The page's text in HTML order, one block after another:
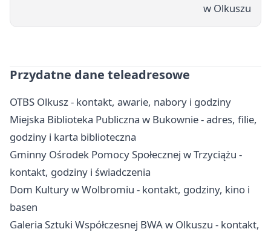
w Olkuszu
Przydatne dane teleadresowe
OTBS Olkusz - kontakt, awarie, nabory i godziny
Miejska Biblioteka Publiczna w Bukownie - adres, filie,
godziny i karta biblioteczna
Gminny Ośrodek Pomocy Społecznej w Trzyciążu -
kontakt, godziny i świadczenia
Dom Kultury w Wolbromiu - kontakt, godziny, kino i
basen
Galeria Sztuki Współczesnej BWA w Olkuszu - kontakt,